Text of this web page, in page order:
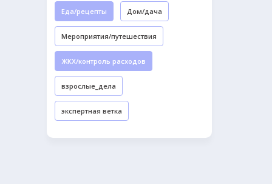
Еда/рецепты Дом/дача
Мероприятия/путешествия
ЖКХ/контроль расходов
взрослые_дела
экспертная ветка